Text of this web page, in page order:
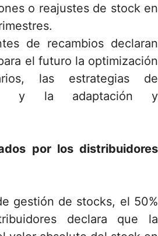
o reajustes de stock en
de recambios declaran
el futuro la optimización
las estrategias de
y la adaptación y
por los distribuidores
gestión de stocks, el 50%
declara que la